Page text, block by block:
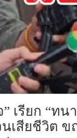
” เรียก “
นเสียชีวิต